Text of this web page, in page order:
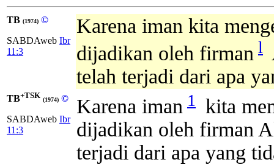
TB (1974) ©
SABDAweb Ibr
11:3
Karena iman kita
dijadikan oleh firman l
telah terjadi dari apa
TB+TSK (1974) ©
SABDAweb Ibr
11:3
Karena iman 1
kita
dijadikan oleh firman
terjadi dari apa yang